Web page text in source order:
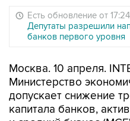
Есть обновление от 17:24
Депутаты разрешили
банков первого уровня
Москва. 10 апреля.
Министерство
допускает снижение
капитала банков,